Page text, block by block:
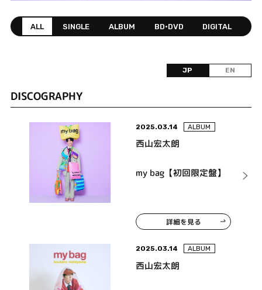
ALL SINGLE ALBUM BD•DVD DIGITAL
JP EN
DISCOGRAPHY
2025.03.14 ALBUM
西山宏太朗
my bag【初回限定盤】
詳細を見る
2025.03.14 ALBUM
西山宏太朗